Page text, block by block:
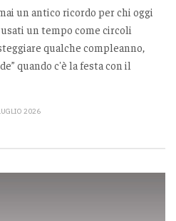
un antico ricordo per chi oggi
un tempo come circoli
qualche compleanno,
quando c'è la festa con il
2026